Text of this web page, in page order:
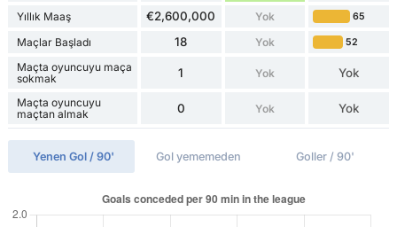
Yıllık Maaş €2,600,000 Yok 65
Maçlar Başladı 18 Yok 52
Maçta oyuncuyu maça
sokmak
1 Yok Yok
Maçta oyuncuyu
maçtan almak
0 Yok Yok
Yenen Gol / 90' Gol yememeden Goller / 90'